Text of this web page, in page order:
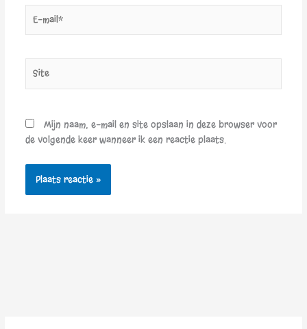
mail*
Mijn naam, e-mail en site opslaan in deze browser voor
de volgende keer wanneer ik een reactie plaats.